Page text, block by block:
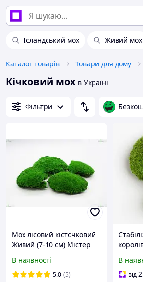
Ісландський мох Живий мох
Каталог товарів Товари для дому
Кічковий мох в Україні
Фільтри
Мох лісовий кісточковий
Живий (7-10 см) Містер
В наявності
5.0 (5)
В
від